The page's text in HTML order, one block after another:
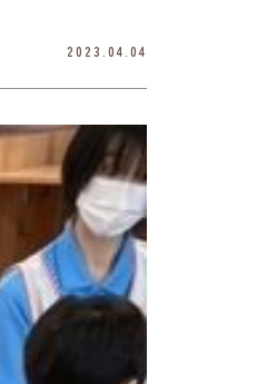
2023.04.04